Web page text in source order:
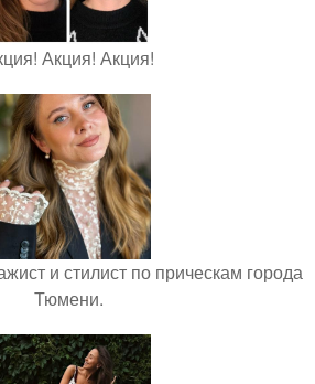
Акция! Акция!
и стилист по прическам города
Тюмени.